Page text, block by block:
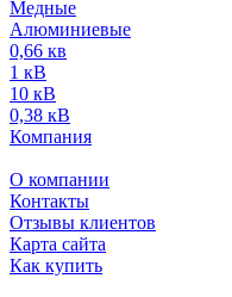
Медные
Алюминиевые
0,66 кв
1 кВ
10 кВ
0,38 кВ
Компания
О компании
Контакты
Отзывы клиентов
Карта сайта
Как купить